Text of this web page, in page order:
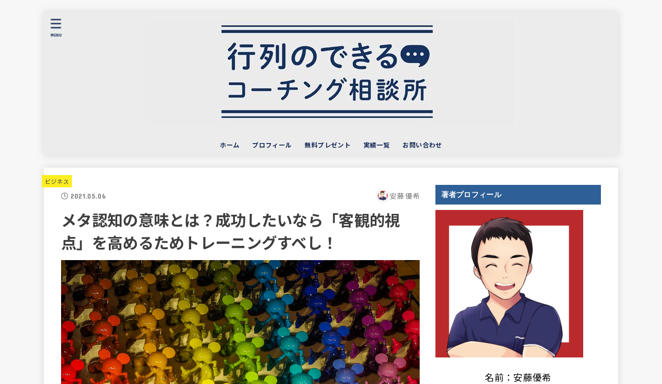
ホーム プロフィール 無料プレゼント 実績一覧 お問い合わせ
MENU
ビジネス
2021.05.06
安藤 優希
メタ認知の意味とは？成功したいなら「客観的視
点」を高めるためトレーニングすべし！
著者プロフィール
名前：安藤優希